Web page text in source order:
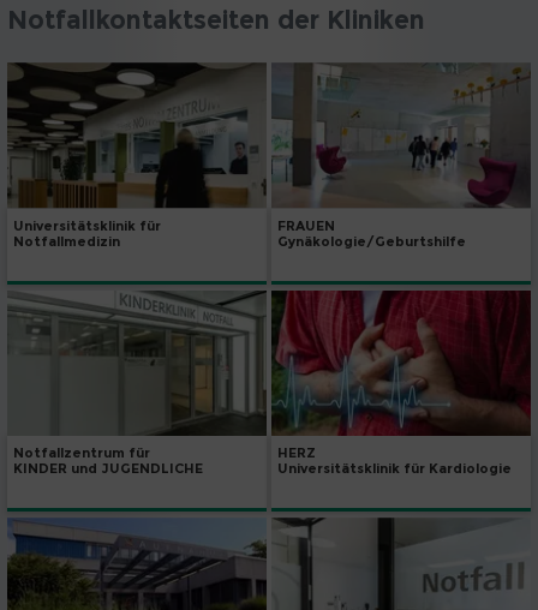
Notfallkontaktseiten der Kliniken
Universitätsklinik für
Notfallmedizin
FRAUEN
Gynäkologie/Geburtshilfe
Notfallzentrum für
KINDER und JUGENDLICHE
HERZ
Universitätsklinik für Kardiologie